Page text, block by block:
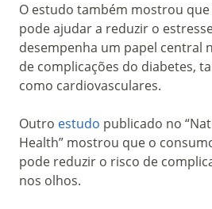
O estudo também mostrou
pode ajudar a reduzir o
desempenha um papel central
de complicações do diabetes,
como cardiovasculares.
Outro estudo publicado no
Health” mostrou que o
pode reduzir o risco de
nos olhos.